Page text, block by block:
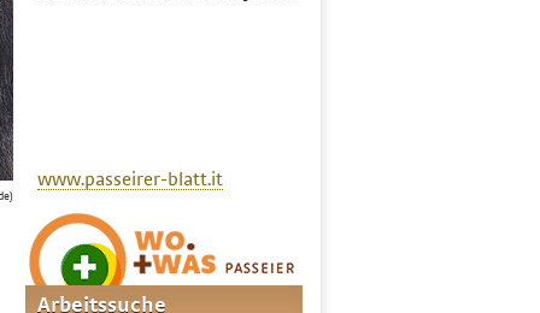
www.passeirer-blatt.it